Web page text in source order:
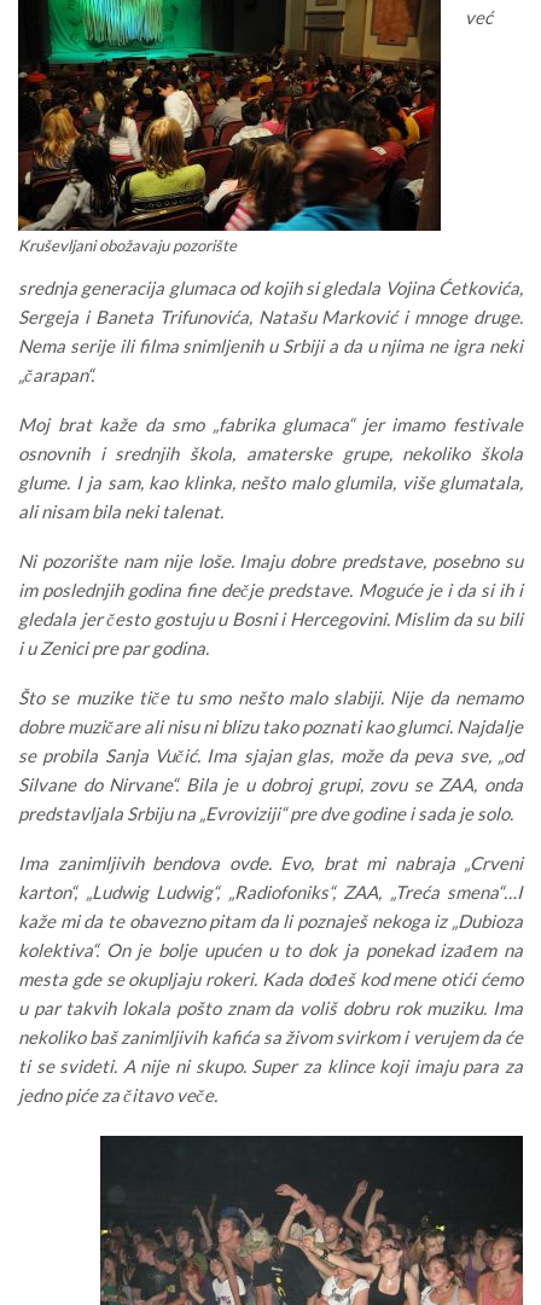
Kruševljani obožavaju pozorište
već
srednja generacija glumaca od kojih si gledala Vojina Ćetkovića,
Sergeja i Baneta Trifunovića, Natašu Marković i mnoge druge.
Nema serije ili filma snimljenih u Srbiji a da u njima ne igra neki
„čarapan“.
Moj brat kaže da smo „fabrika glumaca“ jer imamo festivale
osnovnih i srednjih škola, amaterske grupe, nekoliko škola
glume. I ja sam, kao klinka, nešto malo glumila, više glumatala,
ali nisam bila neki talenat.
Ni pozorište nam nije loše. Imaju dobre predstave, posebno su
im poslednjih godina fine dečje predstave. Moguće je i da si ih i
gledala jer često gostuju u Bosni i Hercegovini. Mislim da su bili
i u Zenici pre par godina.
Što se muzike tiče tu smo nešto malo slabiji. Nije da nemamo
dobre muzičare ali nisu ni blizu tako poznati kao glumci. Najdalje
se probila Sanja Vučić. Ima sjajan glas, može da peva sve, „od
Silvane do Nirvane“. Bila je u dobroj grupi, zovu se ZAA, onda
predstavljala Srbiju na „Evroviziji“ pre dve godine i sada je solo.
Ima zanimljivih bendova ovde. Evo, brat mi nabraja „Crveni
karton“, „Ludwig Ludwig“, „Radiofoniks“, ZAA, „Treća smena“…I
kaže mi da te obavezno pitam da li poznaješ nekoga iz „Dubioza
kolektiva“. On je bolje upućen u to dok ja ponekad izađem na
mesta gde se okupljaju rokeri. Kada dođeš kod mene otići ćemo
u par takvih lokala pošto znam da voliš dobru rok muziku. Ima
nekoliko baš zanimljivih kafića sa živom svirkom i verujem da će
ti se svideti. A nije ni skupo. Super za klince koji imaju para za
jedno piće za čitavo veče.